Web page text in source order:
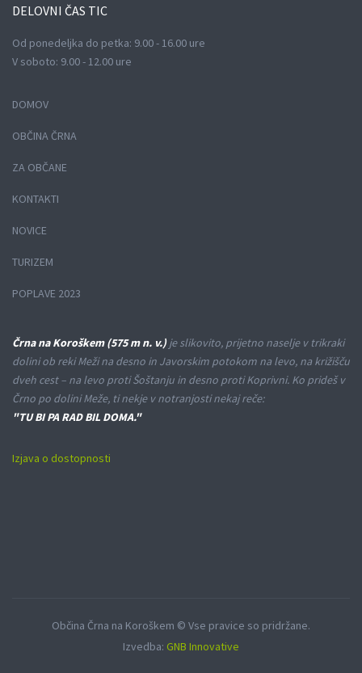
DELOVNI ČAS TIC
Od ponedeljka do petka: 9.00 - 16.00 ure
V soboto: 9.00 - 12.00 ure
DOMOV
OBČINA ČRNA
ZA OBČANE
KONTAKTI
NOVICE
TURIZEM
POPLAVE 2023
Črna na Koroškem (575 m n. v.)je slikovito, prijetno naselje v trikraki
dolini ob reki Meži na desno in Javorskim potokom na levo, na križišču
dveh cest – na levo proti Šoštanju in desno proti Koprivni. Ko prideš v
Črno po dolini Meže, ti nekje v notranjosti nekaj reče:
"TU BI PA RAD BIL DOMA."
Izjava o dostopnosti
Občina Črna na Koroškem © Vse pravice so pridržane.
Izvedba: GNB Innovative